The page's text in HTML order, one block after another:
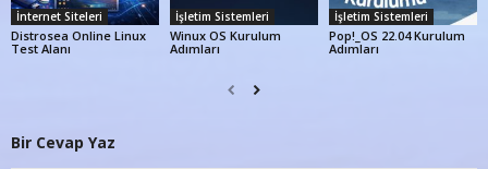
İnternet Siteleri
Distrosea Online Linux
Test Alanı
İşletim Sistemleri
Winux OS Kurulum
Adımları
İşletim Sistemleri
Pop!_OS 22.04 Kurulum
Adımları
Bir Cevap Yaz